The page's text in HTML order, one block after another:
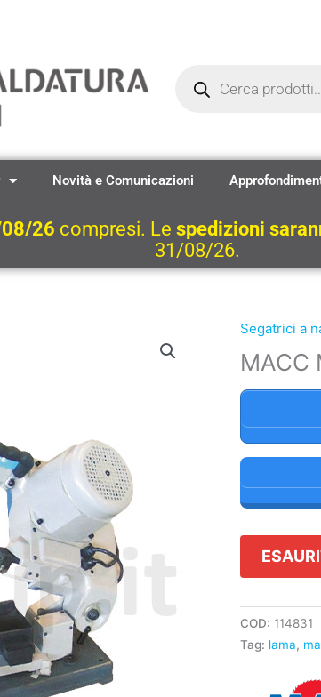
Novità e Comunicazioni
26 compresi. Le spedizioni
31/08/26.
Segatrici a
MACC
COD: 114831
Tag: lama,